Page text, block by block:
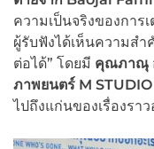
ความเป็นจริงของการ
ผู้รับฟังได้เห็นความส
ต่อได้” โดยมี คุณภาณุ
ภาพยนตร์ M STUDIO
ไปถึงแก่นของเรื่องราว